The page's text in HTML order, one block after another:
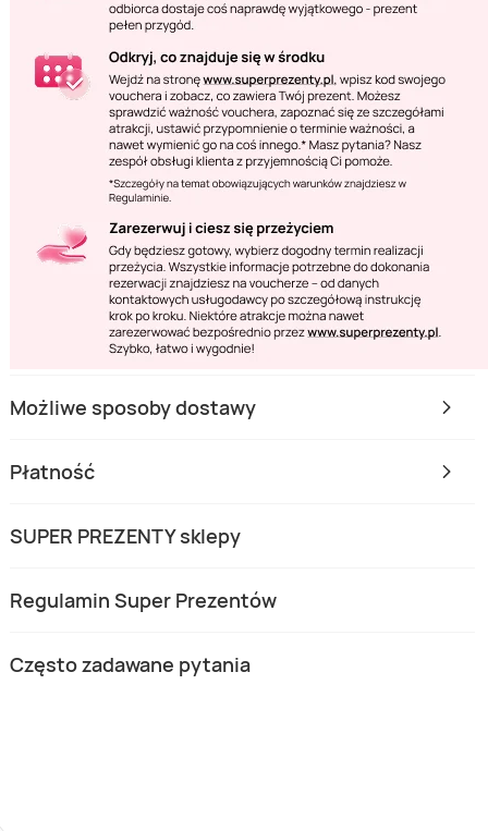
Możliwe sposoby dostawy
Płatność
SUPER PREZENTY sklepy
Regulamin Super Prezentów
Często zadawane pytania